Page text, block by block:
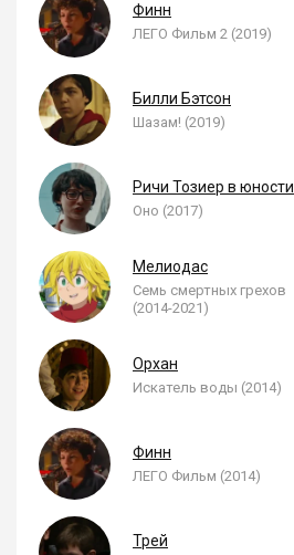
Финн
ЛЕГО Фильм 2 (2019)
Билли Бэтсон
Шазам! (2019)
Ричи Тозиер в юности
Оно (2017)
Мелиодас
Семь смертных грехов
(2014-2021)
Орхан
Искатель воды (2014)
Финн
ЛЕГО Фильм (2014)
Трей